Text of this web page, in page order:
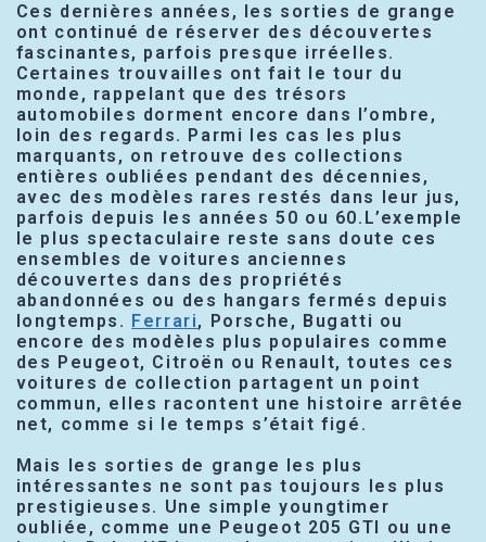
Ces dernières années, les sorties de grange
ont continué de réserver des découvertes
fascinantes, parfois presque irréelles.
Certaines trouvailles ont fait le tour du
monde, rappelant que des trésors
automobiles dorment encore dans l’ombre,
loin des regards. Parmi les cas les plus
marquants, on retrouve des collections
entières oubliées pendant des décennies,
avec des modèles rares restés dans leur jus,
parfois depuis les années 50 ou 60.L’exemple
le plus spectaculaire reste sans doute ces
ensembles de voitures anciennes
découvertes dans des propriétés
abandonnées ou des hangars fermés depuis
longtemps. Ferrari, Porsche, Bugatti ou
encore des modèles plus populaires comme
des Peugeot, Citroën ou Renault, toutes ces
voitures de collection partagent un point
commun, elles racontent une histoire arrêtée
net, comme si le temps s’était figé.
Mais les sorties de grange les plus
intéressantes ne sont pas toujours les plus
prestigieuses. Une simple youngtimer
oubliée, comme une Peugeot 205 GTI ou une